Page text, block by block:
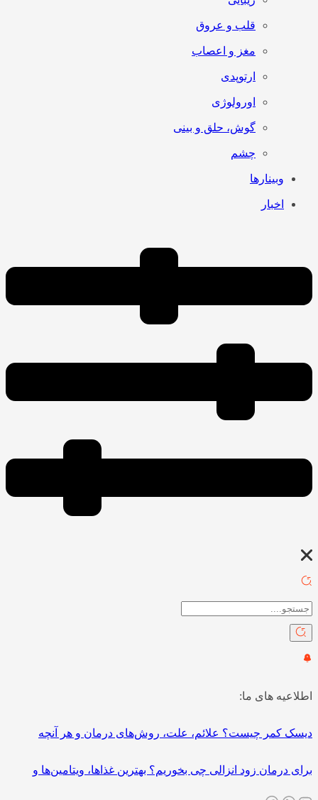
قلب و عروق
مغز و اعصاب
ارتوپدی
اورولوژی
گوش، حلق و بینی
چشم
وبینارها
اخبار
اطلاعیه های ما:
دیسک کمر چیست؟ علائم، علت، روش‌های درمان و هر آنچه
برای درمان زود انزالی چی بخوریم؟ بهترین غذاها، ویتامین‌ها و